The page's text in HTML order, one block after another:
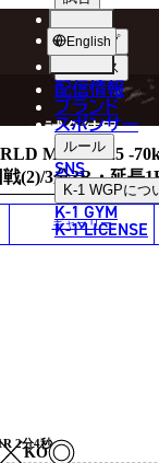
English
ショップ
ニュース
配信情報
ブランド
スポンサー
ルール
SNS
K-1 WGPにつ
K-1 GYM
K-1 LICENSE
試合結果
MAX 2025 -
(2)/3分3R・延長
ギャラリー
KO
2分4秒